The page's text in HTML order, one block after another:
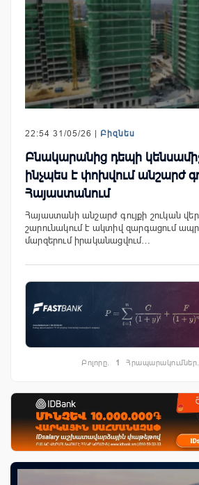
22:54 31/05/26 | Բիզնես
Բնակարանից դեպի
ինչպես է փոխվում անշարժ
Հայաստանում
Հայաստանի անշարժ գույքի շուկան
շարունակում է ակտիվ զարգացում
մարզերում իրականացվում…
Բոլորը. 1 Հրապարակումներ.